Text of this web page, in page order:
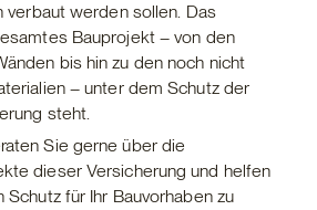
verbaut werden sollen. Das
Bauprojekt – von den
bis hin zu den noch nicht
– unter dem Schutz der
steht.
Sie gerne über die
dieser Versicherung und helfen
Schutz für Ihr Bauvorhaben zu